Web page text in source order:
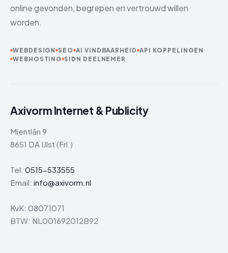
online gevonden, begrepen en vertrouwd willen
worden.
WEBDESIGN SEO AI VINDBAARHEID API KOPPELINGEN
WEBHOSTING SIDN DEELNEMER
Axivorm Internet & Publicity
Mientlân 9
8651 DA IJlst (Frl.)
Tel. 0515-533555
Email: info@axivorm.nl
KvK: 08071071
BTW: NL001692012B92